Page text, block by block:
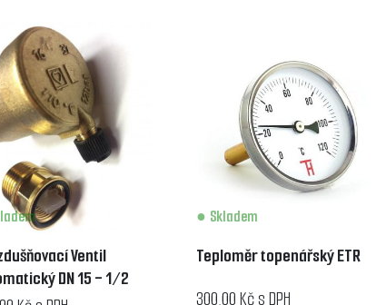
Ventil
DN 15 - 1/2
Skladem
Teploměr topenářský ETR
300,00 Kč s DPH